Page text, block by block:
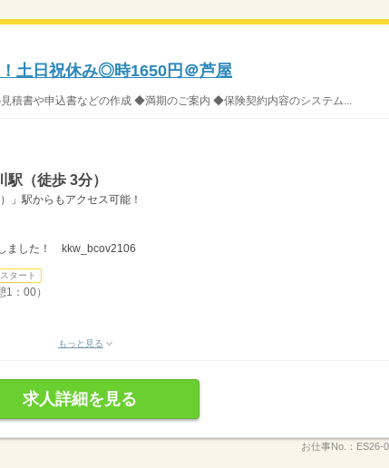
土日祝休み◎時1650円＠芦屋
積書や申込書などの作成 ◆満期のご案内 ◆保険契約内容のシステム...
（徒歩 3分）
」駅からもアクセス可能！
ました！ kkw_bcov2106
タート
：00）
もっと見る
求人詳細を見る
お仕事No.： ES26-